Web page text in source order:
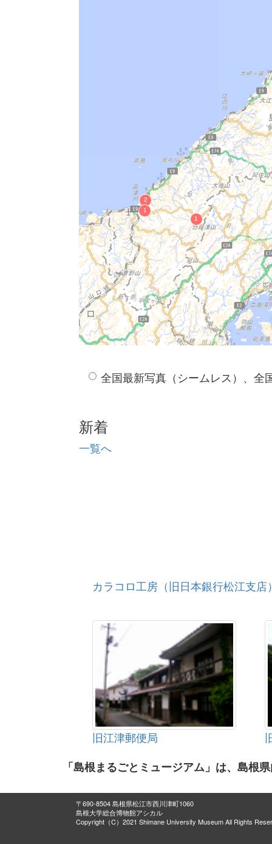
全国最新写真（シームレス）、全
新着
一覧へ
カラコロ工房（旧日本銀行松江支店
旧江津郵便局
「島根まるごとミュージアム」は、島根
〒690-8504 島根県松江市西川津町1060
島根大学総合博物館アシカル
Copyright（C）2021 Shimane University Museum All Rights